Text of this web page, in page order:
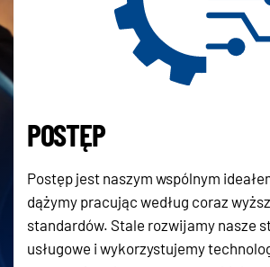
POSTĘP
Postęp jest naszym wspólnym
dążymy pracując według coraz
standardów. Stale rozwijamy nasze
usługowe i wykorzystujemy